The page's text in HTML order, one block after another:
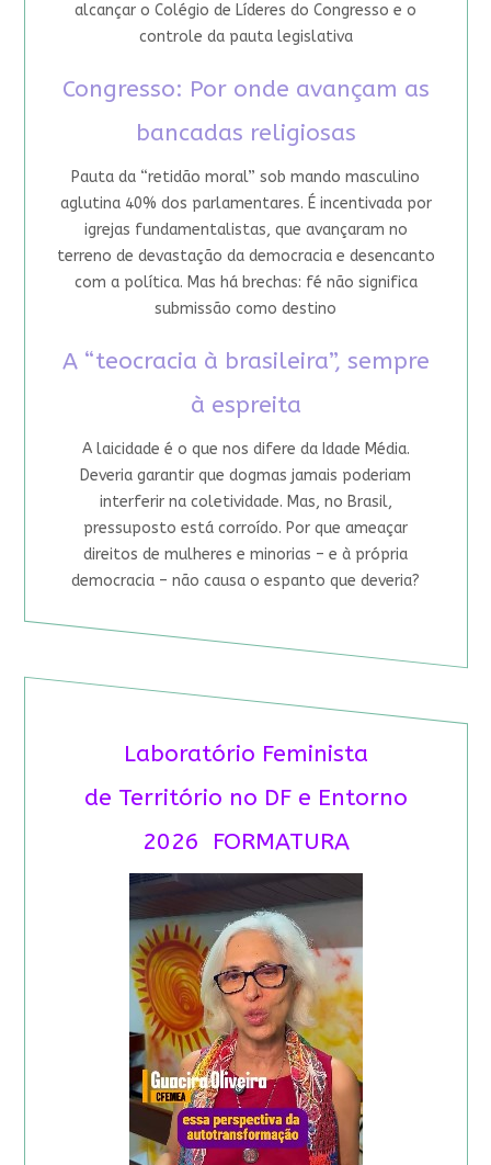
alcançar o Colégio de Líderes do Congresso e o
controle da pauta legislativa
Congresso: Por onde avançam as
bancadas religiosas
Pauta da “retidão moral” sob mando masculino
aglutina 40% dos parlamentares. É incentivada por
igrejas fundamentalistas, que avançaram no
terreno de devastação da democracia e desencanto
com a política. Mas há brechas: fé não significa
submissão como destino
A “teocracia à brasileira”, sempre
à espreita
A laicidade é o que nos difere da Idade Média.
Deveria garantir que dogmas jamais poderiam
interferir na coletividade. Mas, no Brasil,
pressuposto está corroído. Por que ameaçar
direitos de mulheres e minorias – e à própria
democracia – não causa o espanto que deveria?
Laboratório Feminista
de Território no DF e Entorno
2026 FORMATURA